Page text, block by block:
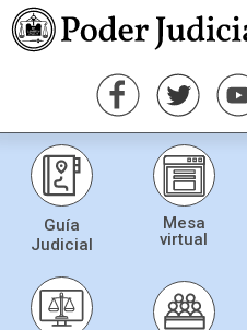
Guía
Judicial
Mesa
virtual